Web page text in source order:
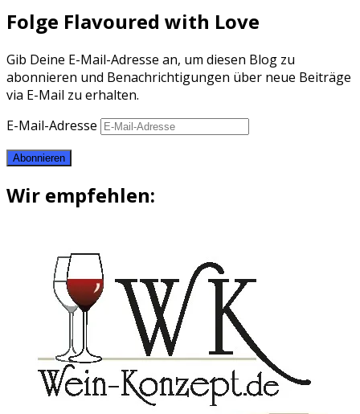
Folge Flavoured with Love
Gib Deine E-Mail-Adresse an, um diesen Blog zu
abonnieren und Benachrichtigungen über neue Beiträge
via E-Mail zu erhalten.
E-Mail-Adresse
Abonnieren
Wir empfehlen: